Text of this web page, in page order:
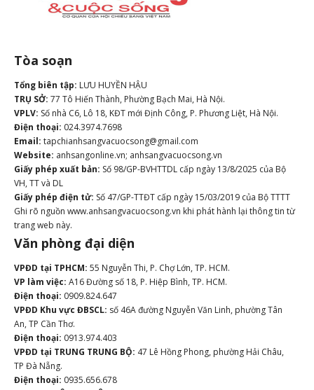
Tòa soạn
Tổng biên tập: LƯU HUYỀN HẬU
TRỤ SỞ: 77 Tô Hiến Thành, Phường Bạch Mai, Hà Nội.
VPLV: Số nhà C6, Lô 18, KĐT mới Định Công, P. Phương Liệt, Hà Nội.
Điện thoại: 024.3974.7698
Email: tapchianhsangvacuocsong@gmail.com
Website: anhsangonline.vn; anhsangvacuocsong.vn
Giấy phép xuất bản: Số 98/GP-BVHTTDL cấp ngày 13/8/2025 của Bộ
VH, TT và DL
Giấy phép điện tử: Số 47/GP-TTĐT cấp ngày 15/03/2019 của Bộ TTTT
Ghi rõ nguồn www.anhsangvacuocsong.vn khi phát hành lại thông tin từ
trang web này.
Văn phòng đại diện
VPĐD tại TPHCM: 55 Nguyễn Thi, P. Chợ Lớn, TP. HCM.
VP làm việc: A16 Đường số 18, P. Hiệp Bình, TP. HCM.
Điện thoại: 0909.824.647
VPĐD Khu vực ĐBSCL: số 46A đường Nguyễn Văn Linh, phường Tân
An, TP Cần Thơ.
Điện thoại: 0913.974.403
VPĐD tại TRUNG TRUNG BỘ: 47 Lê Hồng Phong, phường Hải Châu,
TP Đà Nẵng.
Điện thoại: 0935.656.678